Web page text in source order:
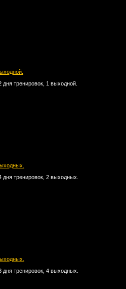
дня тренировок, 1 выходной.
дня тренировок, 2 выходных.
дня тренировок, 4 выходных.